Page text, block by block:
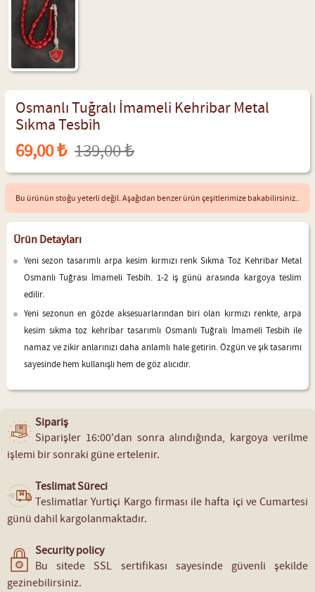
Osmanlı Tuğralı İmameli Kehribar Metal
Sıkma Tesbih
69,00 ₺ 139,00 ₺
Bu ürünün stoğu yeterli değil. Aşağıdan benzer ürün çeşitlerimize bakabilirsiniz..
Ürün Detayları
Yeni sezon tasarımlı arpa kesim kırmızı renk Sıkma Toz Kehribar Metal
Osmanlı Tuğrası İmameli Tesbih. 1-2 iş günü arasında kargoya teslim
edilir.
Yeni sezonun en gözde aksesuarlarından biri olan kırmızı renkte, arpa
kesim sıkma toz kehribar tasarımlı Osmanlı Tuğralı İmameli Tesbih ile
namaz ve zikir anlarınızı daha anlamlı hale getirin. Özgün ve şık tasarımı
sayesinde hem kullanışlı hem de göz alıcıdır.
Sipariş
Siparişler 16:00'dan sonra alındığında, kargoya verilme
işlemi bir sonraki güne ertelenir.
Teslimat Süreci
Teslimatlar Yurtiçi Kargo firması ile hafta içi ve Cumartesi
günü dahil kargolanmaktadır.
Security policy
Bu sitede SSL sertifikası sayesinde güvenli şekilde
gezinebilirsiniz.